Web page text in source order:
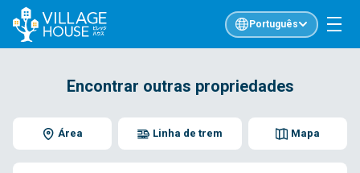
Português
Encontrar outras propriedades
Área Mapa
Linha de trem